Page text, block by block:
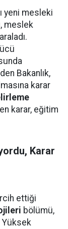
yeni mesleki
meslek
Bakanlık,
karar
karar, eğitim
Karar
ettiği
bölümü,
Yüksek